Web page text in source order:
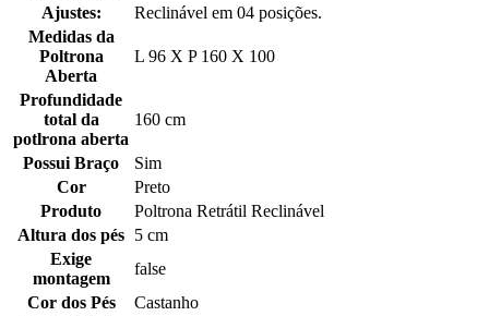
Ajustes:
Reclinável em 04 posições.
Medidas da
Poltrona
Aberta
L 96 X P 160 X 100
Profundidade
total da
potlrona aberta
160 cm
Possui Braço
Sim
Cor
Preto
Produto
Poltrona Retrátil Reclinável
Altura dos pés 5 cm
Exige
montagem
false
Cor dos Pés
Castanho